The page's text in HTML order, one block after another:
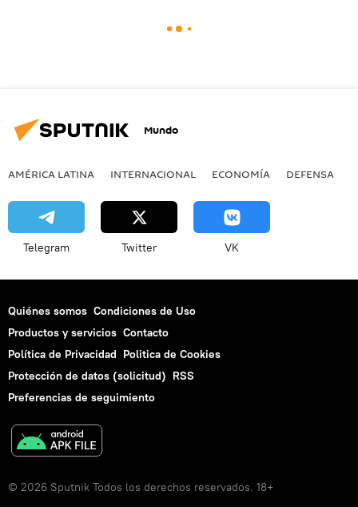
Mundo
AMÉRICA LATINA INTERNACIONAL ECONOMÍA DEFENSA
Telegram Twitter VK
Quiénes somos Condiciones de Uso
Productos y servicios Contacto
Política de Privacidad Politica de Cookies
Protección de datos (solicitud) RSS
Preferencias de seguimiento
© 2026 Sputnik Todos los derechos reservados. 18+